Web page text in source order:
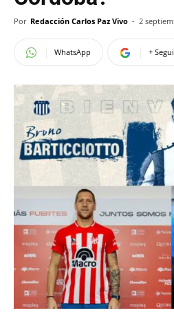
Por Redacción Carlos Paz Vivo - 2
WhatsApp +